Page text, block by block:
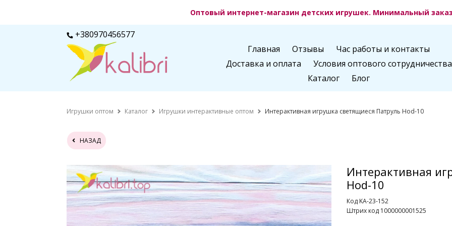
Оптовый интернет-магазин детских игрушек. Минимальный заказ
+380970456577
Главная
Отзывы
Час работы и контакты
Доставка и оплата
Условия оптового сотрудничества
Каталог
Блог
Игрушки оптом Каталог Игрушки интерактивные оптом Интерактивная игрушка светящиеся Патруль Hod-10
НАЗАД
Интерактивная
Hod-10
Код KA-23-152
Штрих код 1000000001525